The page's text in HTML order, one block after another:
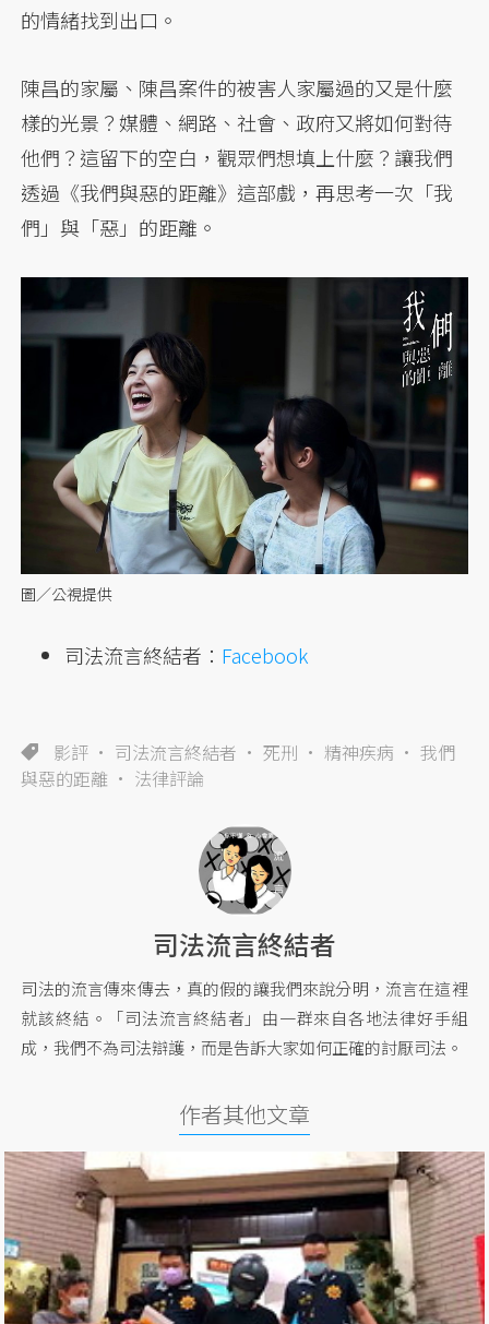
的情緒找到出口。
陳昌的家屬、陳昌案件的被害人家屬過的又是什麼
樣的光景？媒體、網路、社會、政府又將如何對待
他們？這留下的空白，觀眾們想填上什麼？讓我們
透過《我們與惡的距離》這部戲，再思考一次「我
們」與「惡」的距離。
圖／公視提供
司法流言終結者： Facebook
影評 司法流言終結者 死刑 精神疾病
我們
與惡的距離
法律評論
司法流言終結者
司法的流言傳來傳去，真的假的讓我們來說分明，流言在這裡
就該終結。「司法流言終結者」由一群來自各地法律好手組
成，我們不為司法辯護，而是告訴大家如何正確的討厭司法。
作者其他文章